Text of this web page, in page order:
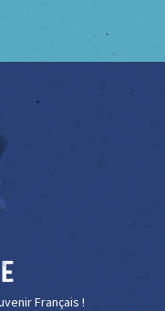
Français !